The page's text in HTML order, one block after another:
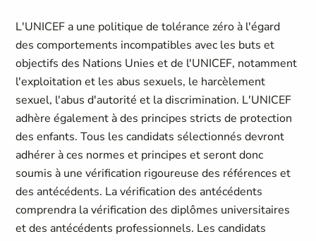
L'UNICEF a une politique de tolérance zéro à l'égard
des comportements incompatibles avec les buts et
objectifs des Nations Unies et de l'UNICEF, notamment
l'exploitation et les abus sexuels, le harcèlement
sexuel, l'abus d'autorité et la discrimination. L'UNICEF
adhère également à des principes stricts de protection
des enfants. Tous les candidats sélectionnés devront
adhérer à ces normes et principes et seront donc
soumis à une vérification rigoureuse des références et
des antécédents. La vérification des antécédents
comprendra la vérification des diplômes universitaires
et des antécédents professionnels. Les candidats